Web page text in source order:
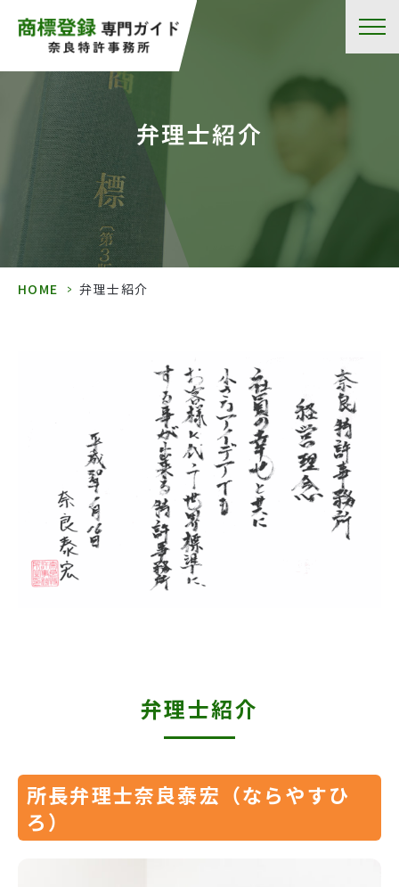
弁理士紹介
HOME > 弁理士紹介
弁理士紹介
所長弁理士奈良泰宏（ならやすひ
ろ）